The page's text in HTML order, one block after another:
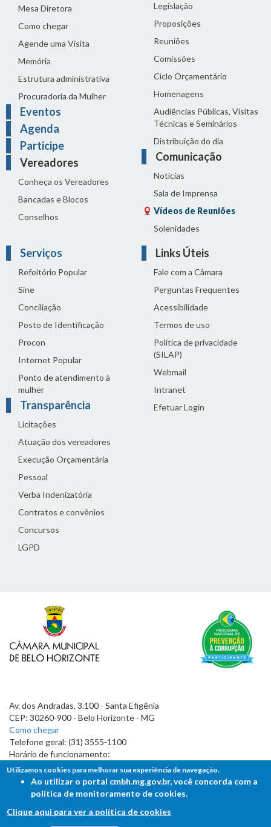
Mesa Diretora
Como chegar
Agende uma Visita
Memória
Estrutura administrativa
Procuradoria da Mulher
Eventos
Agenda
Participe
Vereadores
Conheça os Vereadores
Bancadas e Blocos
Conselhos
Legislação
Proposições
Reuniões
Comissões
Ciclo Orçamentário
Homenagens
Audiências Públicas, Visitas
Técnicas e Seminários
Distribuição do dia
Comunicação
Notícias
Sala de Imprensa
Vídeos de Reuniões
Solenidades
Serviços
Refeitório Popular
Sine
Conciliação
Posto de Identificação
Procon
Internet Popular
Ponto de atendimento à
mulher
Transparência
Licitações
Atuação dos vereadores
Execução Orçamentária
Pessoal
Verba Indenizatória
Contratos e convênios
Concursos
LGPD
Links Úteis
Fale com a Câmara
Perguntas Frequentes
Acessibilidade
Termos de uso
Política de privacidade
(SILAP)
Webmail
Intranet
Efetuar Login
Av. dos Andradas, 3.100 - Santa Efigênia
CEP: 30260-900 - Belo Horizonte - MG
Como chegar
Telefone geral: (31) 3555-1100
Horário de funcionamento:
7h às 19h
Utilizamos cookies para melhorar sua experiência de navegação.
Ao utilizar o portal cmbh.mg.gov.br, você concorda com a
política de monitoramento de cookies.
Clique aqui para ver a política de cookies